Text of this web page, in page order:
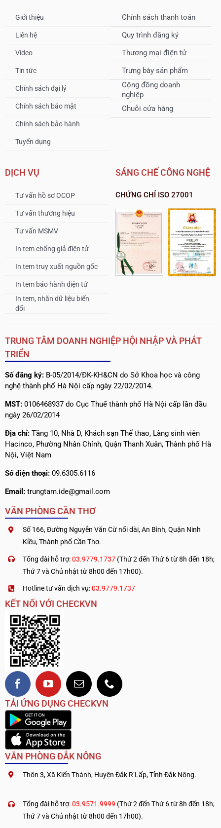
Giới thiệu
Liên hệ
Video
Tin tức
Chính sách đại lý
Chính sách bảo mật
Chính sách bảo hành
Tuyển dụng
Chính sách thanh toán
Quy trình đăng ký
Thương mại điện tử
Trưng bày sản phẩm
Cộng đồng doanh
nghiệp
Chuỗi cửa hàng
DỊCH VỤ
Tư vấn hồ sơ OCOP
Tư vấn thương hiệu
Tư vấn MSMV
In tem chống giả điện tử
In tem truy xuất nguồn gốc
In tem bảo hành điện tử
In tem, nhãn dữ liệu biến
đổi
SÁNG CHẾ CÔNG NGHỆ
CHỨNG CHỈ ISO 27001
TRUNG TÂM DOANH NGHIỆP HỘI NHẬP VÀ PHÁT
TRIỂN
Số đăng ký: B-05/2014/ĐK-KH&CN do Sở Khoa học và công
nghệ thành phố Hà Nội cấp ngày 22/02/2014.
MST: 0106468937 do Cục Thuế thành phố Hà Nội cấp lần đầu
ngày 26/02/2014
Địa chỉ: Tầng 10, Nhà D, Khách sạn Thể thao, Làng sinh viên
Hacinco, Phường Nhân Chính, Quận Thanh Xuân, Thành phố Hà
Nội, Việt Nam
Số điện thoại: 09.6305.6116
Email: trungtam.ide@gmail.com
VĂN PHÒNG CẦN THƠ
Số 166, Đường Nguyễn Văn Cừ nối dài, An Bình, Quận Ninh
Kiều, Thành phố Cần Thơ.
Tổng đài hỗ trợ:03.9779.1737 (Thứ 2 đến Thứ 6 từ 8h đến 18h;
Thứ 7 và Chủ nhật từ 8h00 đến 17h00).
Hotline tư vấn dịch vụ:03.9779.1737
KẾT NỐI VỚI CHECKVN
TẢI ỨNG DỤNG CHECKVN
VĂN PHÒNG ĐẮK NÔNG
Thôn 3, Xã Kiến Thành, Huyện Đắk R’Lấp, Tỉnh Đắk Nông.
Tổng đài hỗ trợ:03.9571.9999 (Thứ 2 đến Thứ 6 từ 8h đến 18h;
Thứ 7 và Chủ nhật từ 8h00 đến 17h00).